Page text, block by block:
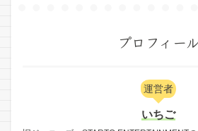
プロフィール
運営者
いちご